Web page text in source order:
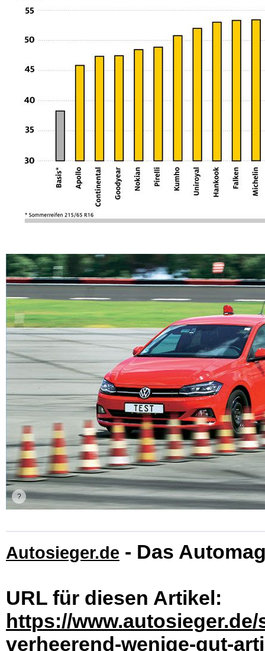
Autosieger.de - Das
URL für diesen Artikel:
https://
verheerend-wenige-gut-